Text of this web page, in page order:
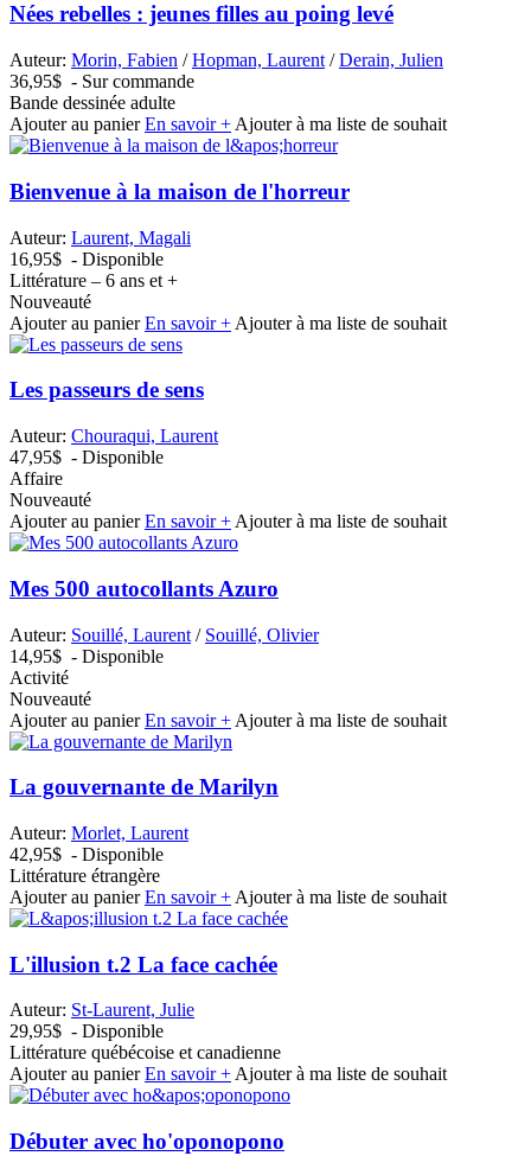
Nées rebelles : jeunes filles au poing levé
Auteur: Morin, Fabien /Hopman, Laurent /Derain, Julien
36,95$ - Sur commande
Bande dessinée adulte
Ajouter au panier En savoir + Ajouter à ma liste de souhait
Bienvenue à la maison de l'horreur
Auteur: Laurent, Magali
16,95$ - Disponible
Littérature – 6 ans et +
Nouveauté
Ajouter au panier En savoir + Ajouter à ma liste de souhait
Les passeurs de sens
Auteur: Chouraqui, Laurent
47,95$ - Disponible
Affaire
Nouveauté
Ajouter au panier En savoir + Ajouter à ma liste de souhait
Mes 500 autocollants Azuro
Auteur: Souillé, Laurent / Souillé, Olivier
14,95$ - Disponible
Activité
Nouveauté
Ajouter au panier En savoir + Ajouter à ma liste de souhait
La gouvernante de Marilyn
Auteur: Morlet, Laurent
42,95$ - Disponible
Littérature étrangère
Ajouter au panier En savoir + Ajouter à ma liste de souhait
L'illusion t.2 La face cachée
Auteur: St-Laurent, Julie
29,95$ - Disponible
Littérature québécoise et canadienne
Ajouter au panier En savoir + Ajouter à ma liste de souhait
Débuter avec ho'oponopono